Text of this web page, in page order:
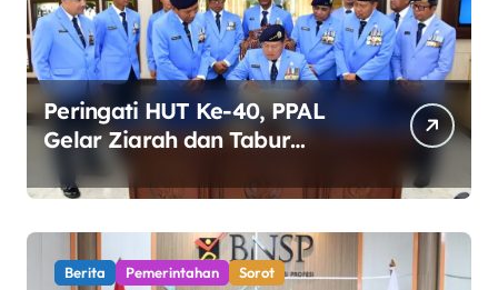
Peringati HUT Ke-40, PPAL
Gelar Ziarah dan Tabur
Bunga di TMP Kalibata
Berita Pemerintahan Sorot